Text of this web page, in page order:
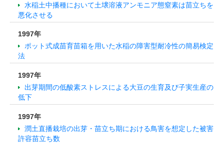
水稲土中播種において土壌溶液アンモニア態窒素は苗立ちを
悪化させる
1997年
ポット式成苗育苗箱を用いた水稲の障害型耐冷性の簡易検定
法
1997年
出芽期間の低酸素ストレスによる大豆の生育及び子実生産の
低下
1997年
潤土直播栽培の出芽・苗立ち期における鳥害を想定した被害
許容苗立ち数